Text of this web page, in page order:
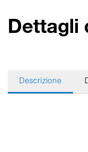
Dettagli
Descrizione